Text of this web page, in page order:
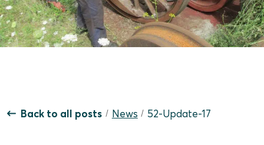
Back to all posts News 52-Update-17